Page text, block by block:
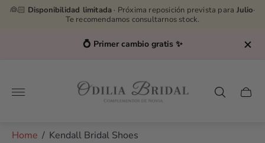
👰🏻 Disponibilidad limitada · Próxima reposición prevista para Julio·
Te recomendamos consultarnos stock.
💍 Primer cambio gratis ✨
Store
logo"
Cart
Home / Kendall Bridal Shoes